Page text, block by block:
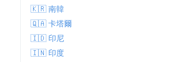
🇰🇷 南韓
🇶🇦 卡塔爾
🇮🇩 印尼
🇮🇳 印度